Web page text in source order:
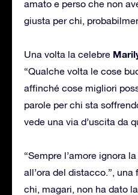
amato e perso che non
giusta per chi,
Una volta la celebre
“Qualche volta le cose
affinché cose migliori
parole per chi sta
vede una via d’uscita da
“Sempre l’amore ignora
all’ora del distacco.”, una
chi, magari, non ha dato